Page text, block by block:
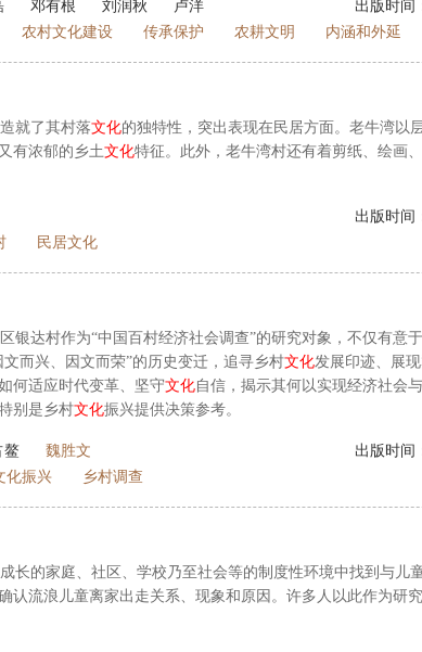
邓有根 刘润秋 卢洋
出版时间
农村文化建设 传承保护 农耕文明 内涵和外延
就了其村落文化的独特性，突出表现在民居方面。老牛湾以
有浓郁的乡土文化特征。此外，老牛湾村还有着剪纸、绘画
出版时间
民居文化
银达村作为“中国百村经济社会调查”的研究对象，不仅有意
而兴、因文而荣”的历史变迁，追寻乡村文化发展印迹、展
何适应时代变革、坚守文化自信，揭示其何以实现经济社会
别是乡村文化振兴提供决策参考。
鳌 魏胜文
出版时间
化振兴 乡村调查
长的家庭、社区、学校乃至社会等的制度性环境中找到与儿
认流浪儿童离家出走关系、现象和原因。许多人以此作为研